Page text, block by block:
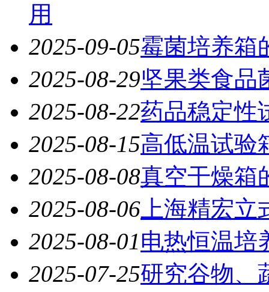
用
2025-09-05霉菌培养箱
2025-08-29坚果类食品
2025-08-22药品稳定性
2025-08-15高低温试验
2025-08-08真空干燥箱
2025-08-06 上海精宏
2025-08-01电热恒温培
2025-07-25研究谷物、